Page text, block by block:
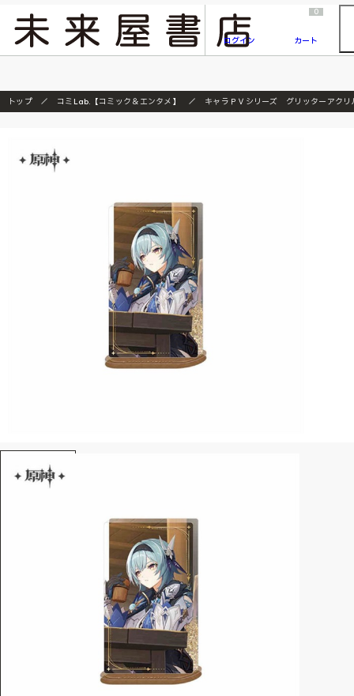
『ONE PIECE magazine 021 ONE PIECEカード付き同梱版』発売延期のご案内
ログイン
0
カート
トップ コミLab.【コミック＆エンタメ】 キャラＰＶシリーズ グリッターアク